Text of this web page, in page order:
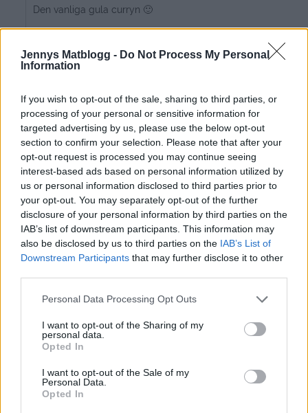
Jennys Matblogg - Do Not Process My Personal
Information
If you wish to opt-out of the sale, sharing to third parties, or
processing of your personal or sensitive information for
targeted advertising by us, please use the below opt-out
section to confirm your selection. Please note that after your
opt-out request is processed you may continue seeing
interest-based ads based on personal information utilized by
us or personal information disclosed to third parties prior to
your opt-out. You may separately opt-out of the further
disclosure of your personal information by third parties on the
IAB’s list of downstream participants. This information may
also be disclosed by us to third parties on the IAB’s List of
Downstream Participants that may further disclose it to other
Personal Data Processing Opt Outs
I want to opt-out of the Sharing of my
personal data.
Opted In
I want to opt-out of the Sale of my
Personal Data.
Opted In
Den vanliga gula curryn 🙂
9 år sedan
Vart är de fina tallrikarna ifrån? 🙂
0 Svara
jennysmatblogg
Reply to Ev 9 år sedan
Tror de ör från ullared
0 Svara